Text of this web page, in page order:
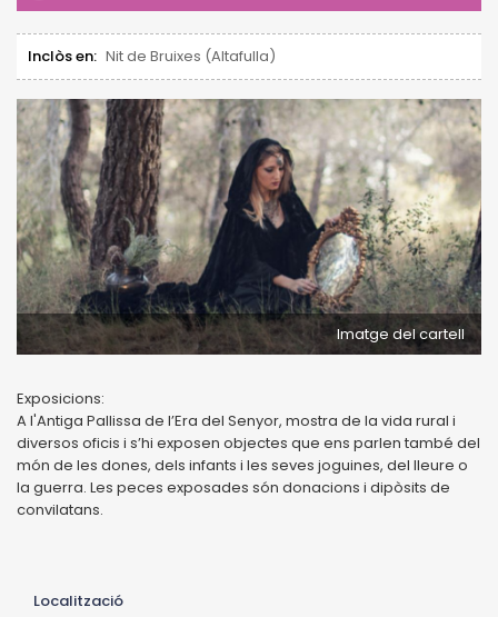
Inclòs en: Nit de Bruixes (Altafulla)
Imatge del cartell
Exposicions:
A l'Antiga Pallissa de l’Era del Senyor, mostra de la vida rural i
diversos oficis i s’hi exposen objectes que ens parlen també del
món de les dones, dels infants i les seves joguines, del lleure o
la guerra. Les peces exposades són donacions i dipòsits de
convilatans.
Localització